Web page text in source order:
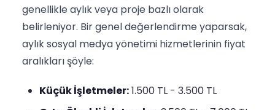
genellikle aylık veya proje bazlı olarak
belirleniyor. Bir genel değerlendirme yaparsak,
aylık sosyal medya yönetimi hizmetlerinin fiyat
aralıkları şöyle:
Küçük İşletmeler:1.500 TL - 3.500 TL